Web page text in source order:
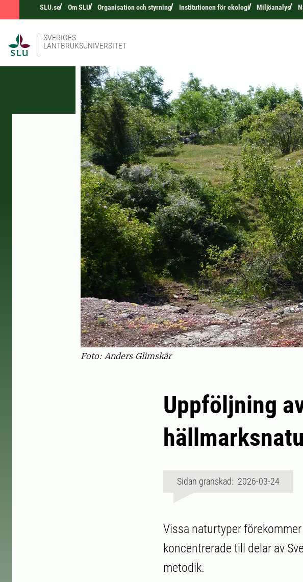
SLU.se Om SLU Organisation och styrning Institutionen för ekologi Miljöanalys
SVERIGES
LANTBRUKSUNIVERSITET
Foto: Anders Glimskär
Uppföljning
Sidan granskad: 2026-03-24
Vissa naturtyper
koncentrerade till delar av
metodik.